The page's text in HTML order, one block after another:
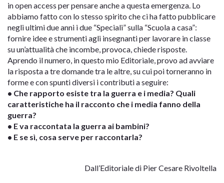
in open access per pensare anche a questa emergenza. Lo
abbiamo fatto con lo stesso spirito che ci ha fatto pubblicare
negli ultimi due anni i due “Speciali” sulla “Scuola a casa”:
fornire idee e strumenti agli insegnanti per lavorare in classe
su un’attualità che incombe, provoca, chiede risposte.
Aprendo il numero, in questo mio Editoriale, provo ad avviare
la risposta a tre domande tra le altre, su cui poi torneranno in
forme e con spunti diversi i contributi a seguire:
• Che rapporto esiste tra la guerra e i media? Quali
caratteristiche ha il racconto che i media fanno della
guerra?
• E va raccontata la guerra ai bambini?
• E se sì, cosa serve per raccontarla?
Dall’Editoriale di Pier Cesare Rivoltella